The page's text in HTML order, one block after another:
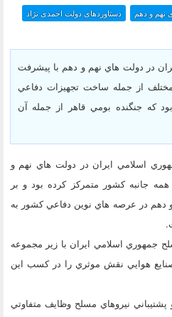
نهم و دهم
دستاوردهای دولت احمدی نژاد
در دولت هاي نهم و دهم با پيشرفت
از جمله ساخت تجهيزات دفاعي
كه جنگنده بومي قاهر از جمله آن
اسلامي ايران در دولت هاي نهم و
جانبه كشور متمركز كرده بود و بر
دهم در عرصه هاي نوين دفاعي كشور به
جمهوري اسلامي ايران با زير مجموعه
هوايي نقش موثري را در كسب اين
نيروهاي مسلح وظايف متفاوتي